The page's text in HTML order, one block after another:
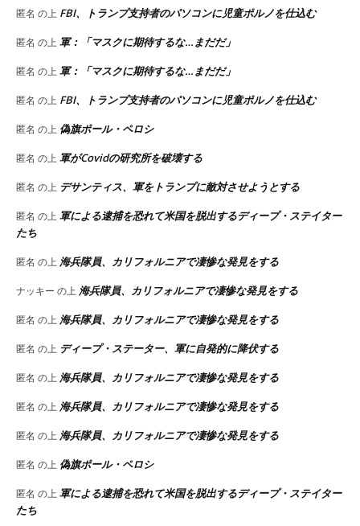
匿名 の上 FBI、トランプ支持者のパソコンに児童ポルノを仕込む
匿名 の上軍：「マスクに期待するな…まだだ」
匿名 の上軍：「マスクに期待するな…まだだ」
匿名 の上 FBI、トランプ支持者のパソコンに児童ポルノを仕込む
匿名 の上 偽旗ポール・ペロシ
匿名 の上軍がCovidの研究所を破壊する
匿名 の上 デサンティス、軍をトランプに敵対させようとする
匿名 の上軍による逮捕を恐れて米国を脱出するディープ・ステイター
たち
匿名 の上 海兵隊員、カリフォルニアで凄惨な発見をする
ナッキー の上 海兵隊員、カリフォルニアで凄惨な発見をする
匿名 の上 海兵隊員、カリフォルニアで凄惨な発見をする
匿名 の上 ディープ・ステーター、軍に自発的に降伏する
匿名 の上 海兵隊員、カリフォルニアで凄惨な発見をする
匿名 の上 海兵隊員、カリフォルニアで凄惨な発見をする
匿名 の上 海兵隊員、カリフォルニアで凄惨な発見をする
匿名 の上 偽旗ポール・ペロシ
匿名 の上軍による逮捕を恐れて米国を脱出するディープ・ステイター
たち